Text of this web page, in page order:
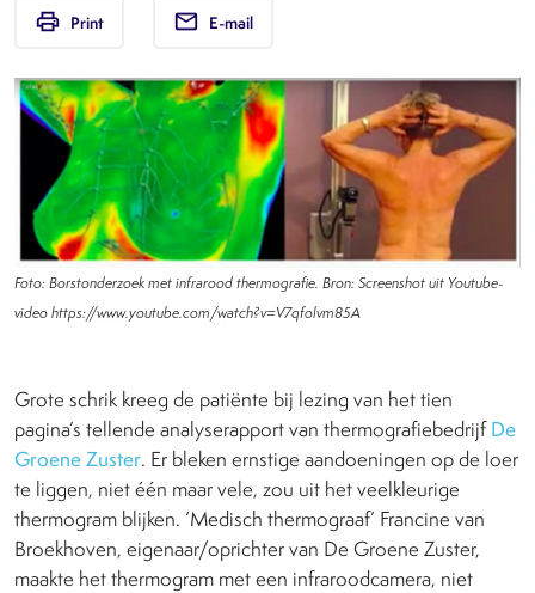
print Print email E-mail
Foto: Borstonderzoek met infrarood thermografie. Bron: Screenshot uit Youtube-
video https://www.youtube.com/watch?v=V7qfolvm85A
Grote schrik kreeg de patiënte bij lezing van het tien
pagina’s tellende analyserapport van thermografiebedrijfDe
Groene Zuster. Er bleken ernstige aandoeningen op de loer
te liggen, niet één maar vele, zou uit het veelkleurige
thermogram blijken. ‘Medisch thermograaf’ Francine van
Broekhoven, eigenaar/oprichter van De Groene Zuster,
maakte het thermogram met een infraroodcamera, niet